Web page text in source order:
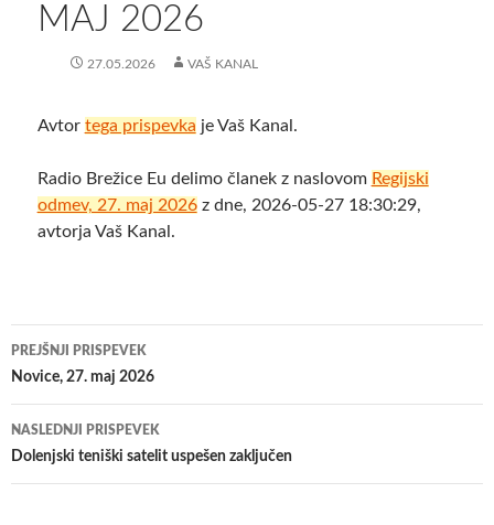
MAJ 2026
27.05.2026 VAŠ KANAL
Avtor tega prispevka je Vaš Kanal.
Radio Brežice Eu delimo članek z naslovom Regijski
odmev, 27. maj 2026z dne, 2026-05-27 18:30:29,
avtorja Vaš Kanal.
Krmarjenje
po
prispevkih
PREJŠNJI PRISPEVEK
Novice, 27. maj 2026
NASLEDNJI PRISPEVEK
Dolenjski teniški satelit uspešen zaključen